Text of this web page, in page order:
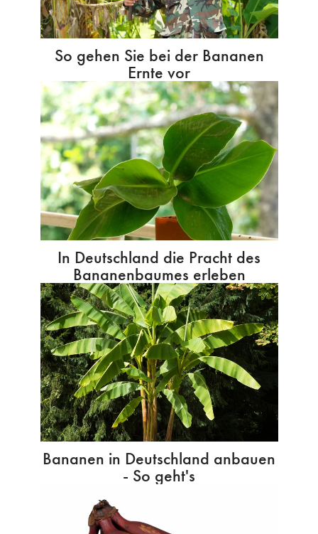
So gehen Sie bei der Bananen
Ernte vor
In Deutschland die Pracht des
Bananenbaumes erleben
Bananen in Deutschland anbauen
- So geht's